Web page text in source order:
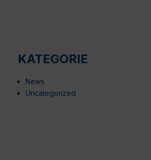
KATEGORIE
News
Uncategorized